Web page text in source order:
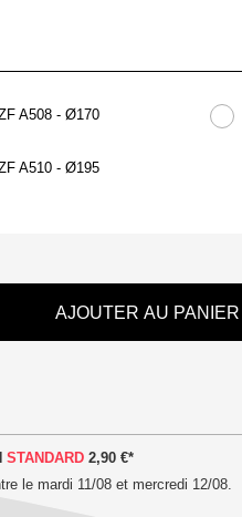
A508 - Ø170
A510 - Ø195
AJOUTER AU PANIER
STANDARD 2,90 €*
le mardi 11/08 et mercredi 12/08